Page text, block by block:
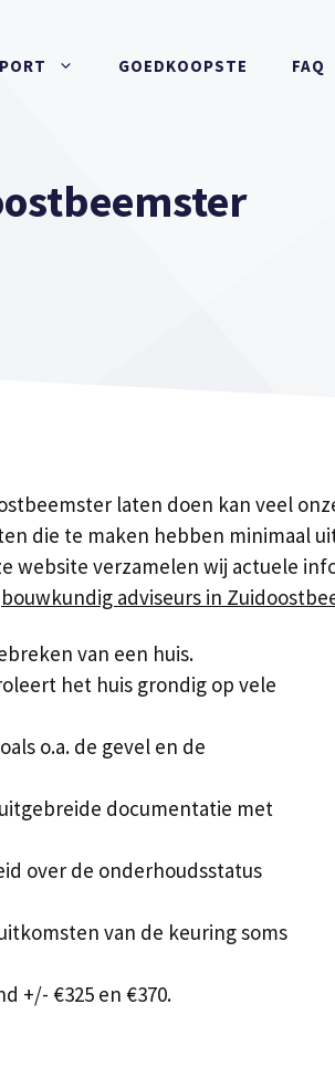
GOEDKOOPSTE FAQ
laten doen kan veel
die te maken hebben minimaal
website verzamelen wij actuele
bouwkundig adviseurs in
van een huis.
het huis grondig op vele
o.a. de gevel en de
documentatie met
over de onderhoudsstatus
van de keuring soms
+/- €325 en €370.